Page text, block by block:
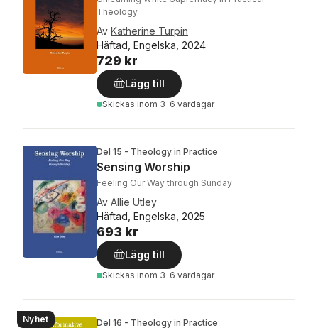
Theology
Av Katherine Turpin
Häftad, Engelska, 2024
729 kr
Lägg till
Skickas inom 3-6 vardagar
Del 15 - Theology in Practice
Sensing Worship
Feeling Our Way through Sunday
Av Allie Utley
Häftad, Engelska, 2025
693 kr
Lägg till
Skickas inom 3-6 vardagar
Nyhet Del 16 - Theology in Practice